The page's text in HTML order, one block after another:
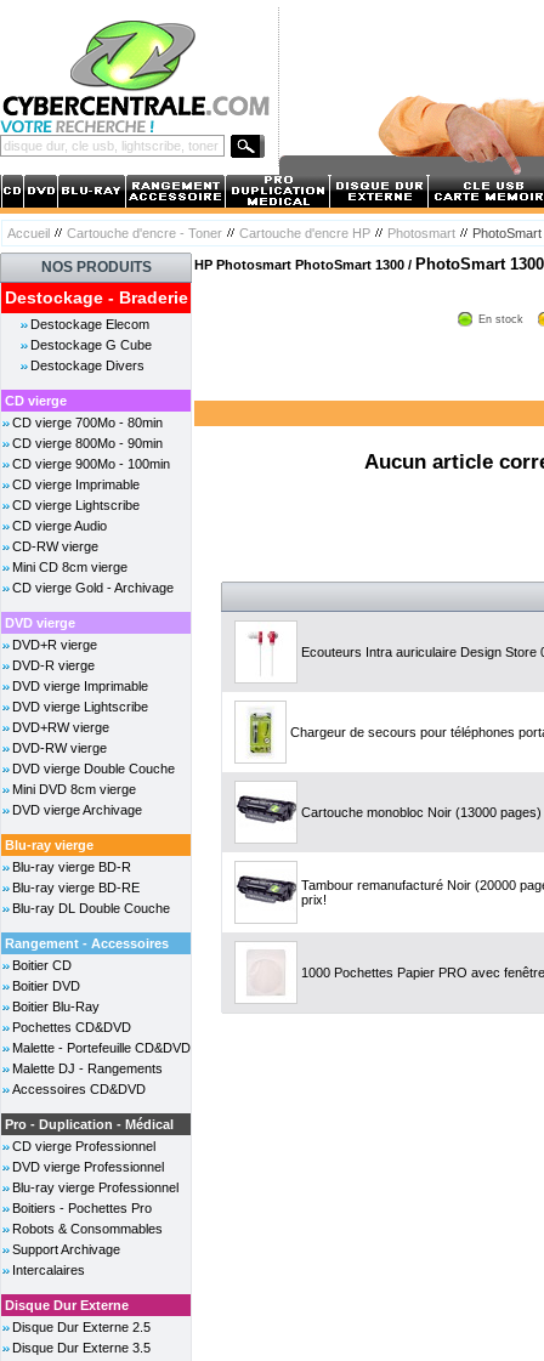
Accueil Cartouche d'encre - Toner Cartouche d'encre HP Photosmart
NOS PRODUITS
Destockage - Braderie
Destockage Elecom
Destockage G Cube
Destockage Divers
CD vierge
CD vierge 700Mo - 80min
CD vierge 800Mo - 90min
CD vierge 900Mo - 100min
CD vierge Imprimable
CD vierge Lightscribe
CD vierge Audio
CD-RW vierge
Mini CD 8cm vierge
CD vierge Gold - Archivage
DVD vierge
DVD+R vierge
DVD-R vierge
DVD vierge Imprimable
DVD vierge Lightscribe
DVD+RW vierge
DVD-RW vierge
DVD vierge Double Couche
Mini DVD 8cm vierge
DVD vierge Archivage
Blu-ray vierge
Blu-ray vierge BD-R
Blu-ray vierge BD-RE
Blu-ray DL Double Couche
Rangement - Accessoires
Boitier CD
Boitier DVD
Boitier Blu-Ray
Pochettes CD&DVD
Malette - Portefeuille CD&DVD
Malette DJ - Rangements
Accessoires CD&DVD
Pro - Duplication - Médical
CD vierge Professionnel
DVD vierge Professionnel
Blu-ray vierge Professionnel
Boitiers - Pochettes Pro
Robots & Consommables
Support Archivage
Intercalaires
Disque Dur Externe
Disque Dur Externe 2.5
Disque Dur Externe 3.5
HP Photosmart PhotoSmart 1300 / PhotoSmart 1300
En stock
Aucun article
Ecouteurs Intra auriculaire Design Store
Chargeur de secours pour téléphones
Cartouche monobloc Noir (13000
Tambour remanufacturé Noir (20000
prix!
1000 Pochettes Papier PRO avec